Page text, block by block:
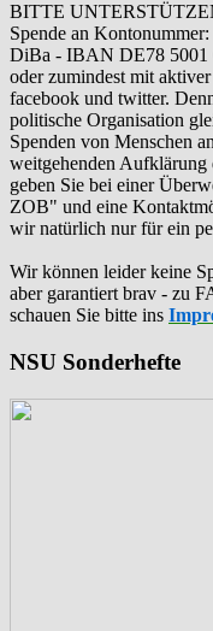
BITTE
Spende an
DiBa - IBAN DE78 5001
oder zumindest mit
facebook und twitter.
politische Organisation
Spenden von Menschen
weitgehenden
geben Sie bei einer
ZOB" und eine
wir natürlich nur für ein
Wir können leider keine
aber garantiert brav - zu
schauen Sie bitte ins
NSU Sonderhefte